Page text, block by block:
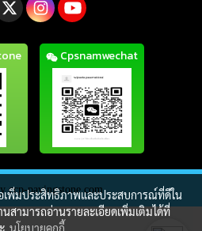
Cpsnamwechat
ccp-pavingstone.com
เพิ่มประสิทธิภาพและประสบการณ์ที่ดีใน
สามารถอ่านรายละเอียดเพิ่มเติมได้ที่
นโยบายคุกกี้